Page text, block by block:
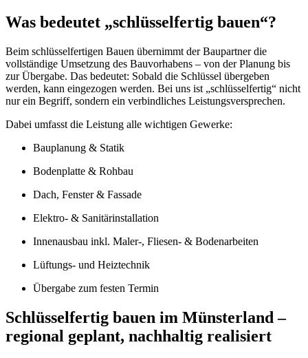
Was bedeutet „schlüsselfertig bauen“?
Beim schlüsselfertigen Bauen übernimmt der Baupartner die
vollständige Umsetzung des Bauvorhabens – von der Planung bis
zur Übergabe. Das bedeutet: Sobald die Schlüssel übergeben
werden, kann eingezogen werden. Bei uns ist „schlüsselfertig“ nicht
nur ein Begriff, sondern ein verbindliches Leistungsversprechen.
Dabei umfasst die Leistung alle wichtigen Gewerke:
Bauplanung & Statik
Bodenplatte & Rohbau
Dach, Fenster & Fassade
Elektro- & Sanitärinstallation
Innenausbau inkl. Maler-, Fliesen- & Bodenarbeiten
Lüftungs- und Heiztechnik
Übergabe zum festen Termin
Schlüsselfertig bauen im Münsterland –
regional geplant, nachhaltig realisiert